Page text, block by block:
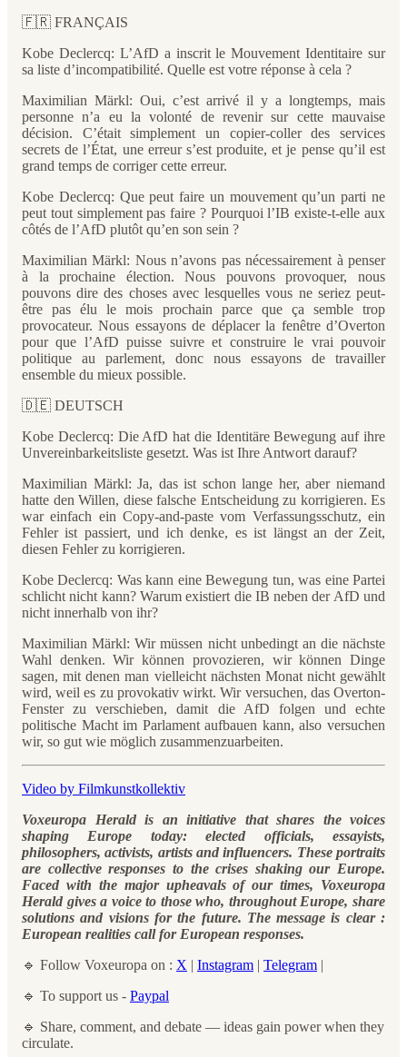
🇫🇷 FRANÇAIS
Kobe Declercq: L’AfD a inscrit le Mouvement Identitaire sur
sa liste d’incompatibilité. Quelle est votre réponse à cela ?
Maximilian Märkl: Oui, c’est arrivé il y a longtemps, mais
personne n’a eu la volonté de revenir sur cette mauvaise
décision. C’était simplement un copier-coller des services
secrets de l’État, une erreur s’est produite, et je pense qu’il est
grand temps de corriger cette erreur.
Kobe Declercq: Que peut faire un mouvement qu’un parti ne
peut tout simplement pas faire ? Pourquoi l’IB existe-t-elle aux
côtés de l’AfD plutôt qu’en son sein ?
Maximilian Märkl: Nous n’avons pas nécessairement à penser
à la prochaine élection. Nous pouvons provoquer, nous
pouvons dire des choses avec lesquelles vous ne seriez peut-
être pas élu le mois prochain parce que ça semble trop
provocateur. Nous essayons de déplacer la fenêtre d’Overton
pour que l’AfD puisse suivre et construire le vrai pouvoir
politique au parlement, donc nous essayons de travailler
ensemble du mieux possible.
🇩🇪 DEUTSCH
Kobe Declercq: Die AfD hat die Identitäre Bewegung auf ihre
Unvereinbarkeitsliste gesetzt. Was ist Ihre Antwort darauf?
Maximilian Märkl: Ja, das ist schon lange her, aber niemand
hatte den Willen, diese falsche Entscheidung zu korrigieren. Es
war einfach ein Copy-and-paste vom Verfassungsschutz, ein
Fehler ist passiert, und ich denke, es ist längst an der Zeit,
diesen Fehler zu korrigieren.
Kobe Declercq: Was kann eine Bewegung tun, was eine Partei
schlicht nicht kann? Warum existiert die IB neben der AfD und
nicht innerhalb von ihr?
Maximilian Märkl: Wir müssen nicht unbedingt an die nächste
Wahl denken. Wir können provozieren, wir können Dinge
sagen, mit denen man vielleicht nächsten Monat nicht gewählt
wird, weil es zu provokativ wirkt. Wir versuchen, das Overton-
Fenster zu verschieben, damit die AfD folgen und echte
politische Macht im Parlament aufbauen kann, also versuchen
wir, so gut wie möglich zusammenzuarbeiten.
Video by Filmkunstkollektiv
Voxeuropa Herald is an initiative that shares the voices
shaping Europe today: elected officials, essayists,
philosophers, activists, artists and influencers. These portraits
are collective responses to the crises shaking our Europe.
Faced with the major upheavals of our times, Voxeuropa
Herald gives a voice to those who, throughout Europe, share
solutions and visions for the future. The message is clear :
European realities call for European responses.
🔹 Follow Voxeuropa on : X | Instagram | Telegram |
🔹 To support us - Paypal
🔹 Share, comment, and debate — ideas gain power when they
circulate.